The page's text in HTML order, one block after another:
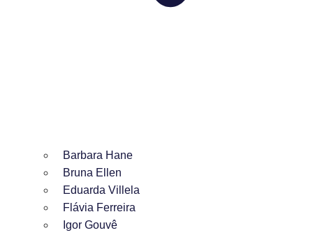
Barbara Hane
Bruna Ellen
Eduarda Villela
Flávia Ferreira
Igor Gouvê